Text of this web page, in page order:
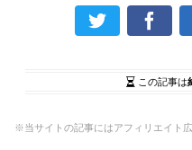
この記事は
※当サイトの記事にはアフィリエイト